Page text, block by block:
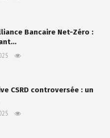
Bancaire Net-Zéro :
CSRD controversée : un